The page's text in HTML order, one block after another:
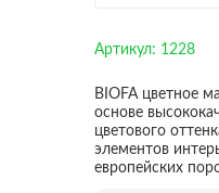
Артикул: 1228
BIOFA цветное
основе
цветового
элементов
европейских